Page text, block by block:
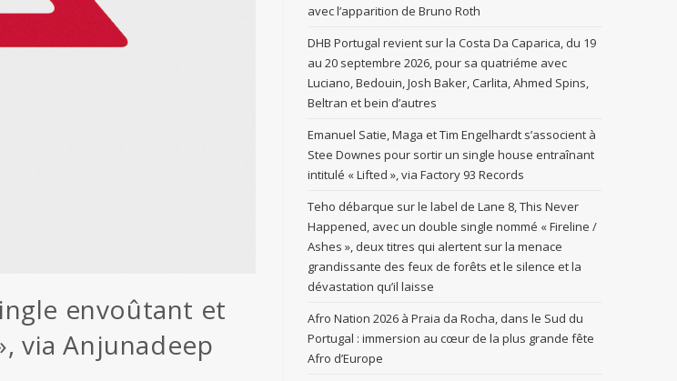
envoûtant et
via Anjunadeep
avec l’apparition de Bruno Roth
DHB Portugal revient sur la Costa Da Caparica, du 19
au 20 septembre 2026, pour sa quatriéme avec
Luciano, Bedouin, Josh Baker, Carlita, Ahmed Spins,
Beltran et bein d’autres
Emanuel Satie, Maga et Tim Engelhardt s’associent à
Stee Downes pour sortir un single house entraînant
intitulé « Lifted », via Factory 93 Records
Teho débarque sur le label de Lane 8, This Never
Happened, avec un double single nommé « Fireline /
Ashes », deux titres qui alertent sur la menace
grandissante des feux de forêts et le silence et la
dévastation qu’il laisse
Afro Nation 2026 à Praia da Rocha, dans le Sud du
Portugal : immersion au cœur de la plus grande fête
Afro d’Europe